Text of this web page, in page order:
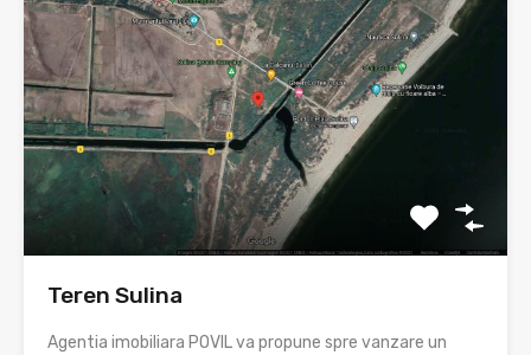
Teren Sulina
Agentia imobiliara POVIL va propune spre vanzare un